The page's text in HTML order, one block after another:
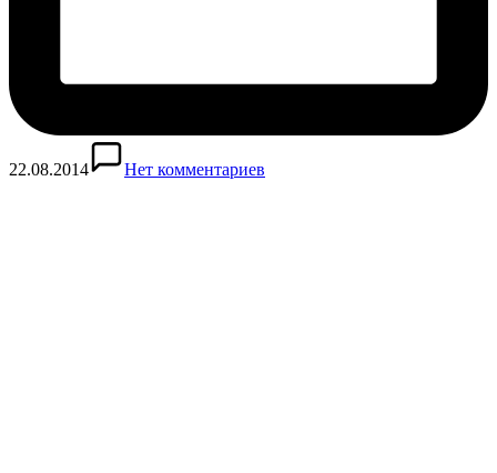
22.08.2014 Нет комментариев